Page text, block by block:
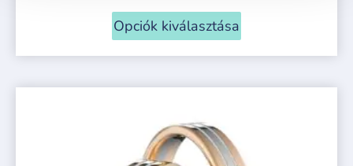
Opciók kiválasztása